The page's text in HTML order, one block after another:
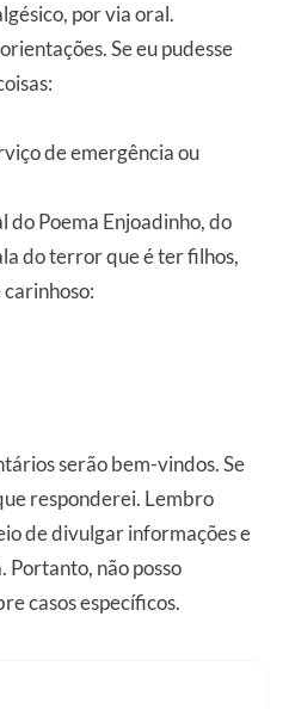
por via oral.
Se eu pudesse
de emergência ou
do Poema Enjoadinho, do
do terror que é ter filhos,
serão bem-vindos. Se
responderei. Lembro
de divulgar informações e
Portanto, não posso
casos específicos.